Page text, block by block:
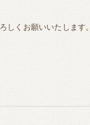
しくお願いいたします。